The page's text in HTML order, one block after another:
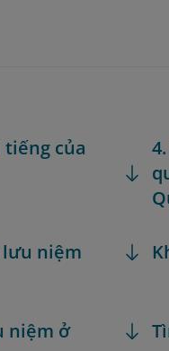
tiếng của
lưu niệm
niệm ở